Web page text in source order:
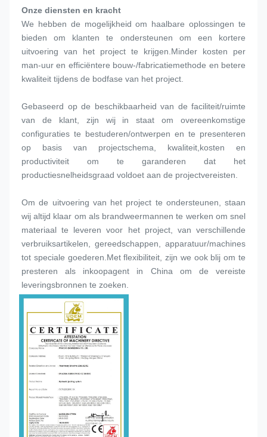
Onze diensten en kracht
We hebben de mogelijkheid om haalbare oplossingen te
bieden om klanten te ondersteunen om een kortere
uitvoering van het project te krijgen.Minder kosten per
man-uur en efficiëntere bouw-/fabricatiemethode en betere
kwaliteit tijdens de bodfase van het project.
Gebaseerd op de beschikbaarheid van de faciliteit/ruimte
van de klant, zijn wij in staat om overeenkomstige
configuraties te bestuderen/ontwerpen en te presenteren
op basis van projectschema, kwaliteit,kosten en
productiviteit om te garanderen dat het
productiesnelheidsgraad voldoet aan de projectvereisten.
Om de uitvoering van het project te ondersteunen, staan
wij altijd klaar om als brandweermannen te werken om snel
materiaal te leveren voor het project, van verschillende
verbruiksartikelen, gereedschappen, apparatuur/machines
tot speciale goederen.Met flexibiliteit, zijn we ook blij om te
presteren als inkoopagent in China om de vereiste
leveringsbronnen te zoeken.